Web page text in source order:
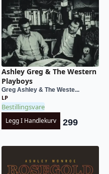
Ashley Greg & The Western
Playboys
Greg Ashley & The Weste...
LP
Bestillingsvare
Legg I Handlekurv 299